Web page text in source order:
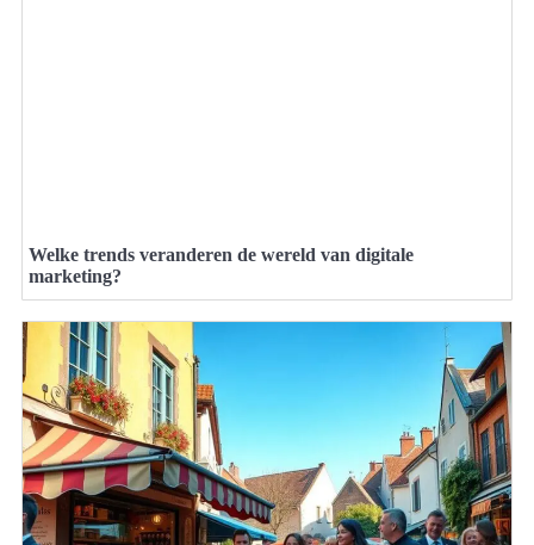
Welke trends veranderen de wereld van digitale
marketing?